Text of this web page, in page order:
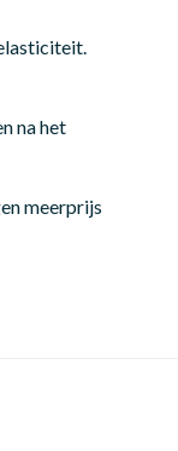
na het
meerprijs